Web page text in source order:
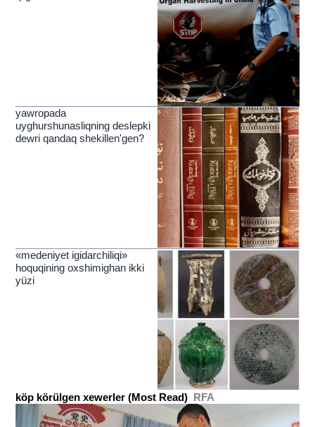
yawropada
uyghurshunasliqning deslepki
dewri qandaq shekillen'gen?
«medeniyet igidarchiliqi»
hoquqining oxshimighan ikki
yüzi
köp körülgen xewerler (Most Read) RFA